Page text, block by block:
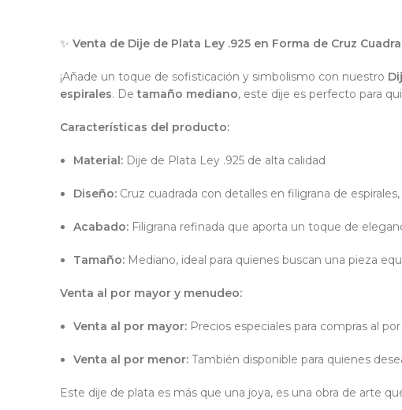
✨ Venta de Dije de Plata Ley .925 en Forma de Cruz
¡Añade un toque de sofisticación y simbolismo con nuestro
espirales. Detamaño mediano, este dije es perfecto para
Características del producto:
Material: Dije de Plata Ley .925 de alta calidad
Diseño: Cruz cuadrada con detalles en filigrana de
Acabado: Filigrana refinada que aporta un toque de
Tamaño: Mediano, ideal para quienes buscan una pieza
Venta al por mayor y menudeo:
Venta al por mayor: Precios especiales para compras al
Venta al por menor: También disponible para quienes
Este dije de plata es más que una joya, es una obra de arte